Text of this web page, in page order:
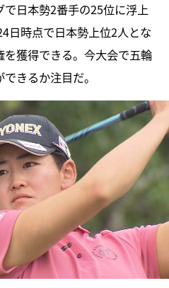
日本勢2番手の25位に浮上
日時点で日本勢上位2人とな
獲得できる。今大会で五輪
きるか注目だ。